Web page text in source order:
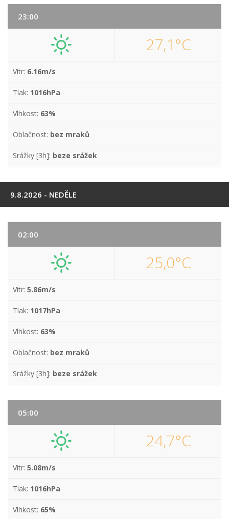
23:00
27,1°C
Vítr: 6.16m/s
Tlak: 1016hPa
Vlhkost: 63%
Oblačnost: bez mraků
Srážky [3h]: beze srážek
9.8.2026 - NEDĚLE
02:00
25,0°C
Vítr: 5.86m/s
Tlak: 1017hPa
Vlhkost: 63%
Oblačnost: bez mraků
Srážky [3h]: beze srážek
05:00
24,7°C
Vítr: 5.08m/s
Tlak: 1016hPa
Vlhkost: 65%